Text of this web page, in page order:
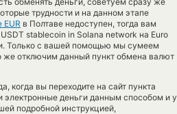
трудности и на данном этапе
EUR в Полтаве недоступен, тогда вам
stablecoin in Solana network на Euro
Только с вашей помощью мы сумеем
отключим данный пункт обмена валют
когда вы переходите на сайт пункта
деньги данным способом и у
подробной инструкцией,